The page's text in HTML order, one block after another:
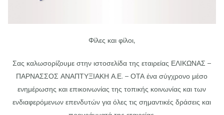
Φίλες και φίλοι,
Σας καλωσορίζουμε στην ιστοσελίδα της εταιρείας ΕΛΙΚΩΝΑΣ –
ΠΑΡΝΑΣΣΟΣ ΑΝΑΠΤΥΞΙΑΚΗ Α.Ε. – ΟΤΑ ένα σύγχρονο μέσο
ενημέρωσης και επικοινωνίας της τοπικής κοινωνίας και των
ενδιαφερόμενων επενδυτών για όλες τις σημαντικές δράσεις και